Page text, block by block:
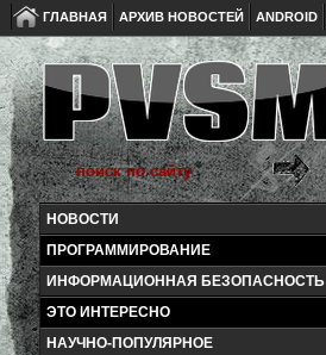
ГЛАВНАЯ АРХИВ НОВОСТЕЙ ANDROID
НОВОСТИ
ПРОГРАММИРОВАНИЕ
ИНФОРМАЦИОННАЯ БЕЗОПАСНОСТЬ
ЭТО ИНТЕРЕСНО
НАУЧНО-ПОПУЛЯРНОЕ